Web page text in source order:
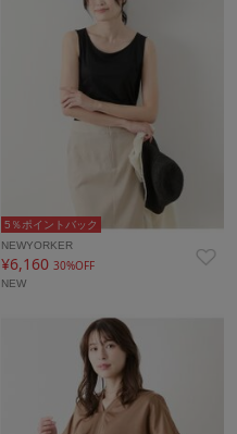
5％ポイントバック
NEWYORKER
¥6,160 30%OFF
NEW